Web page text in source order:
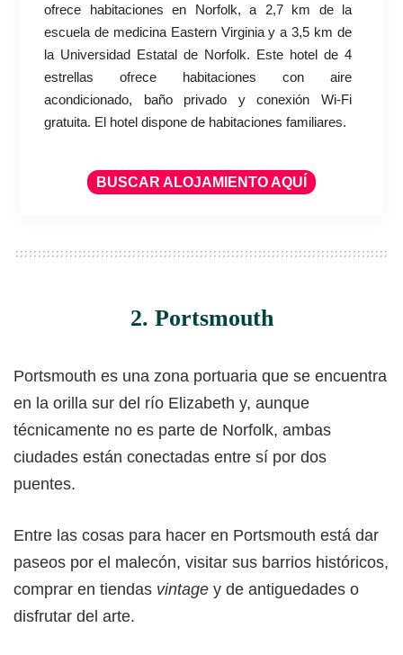
ofrece habitaciones en Norfolk, a 2,7 km de la
escuela de medicina Eastern Virginia y a 3,5 km de
la Universidad Estatal de Norfolk. Este hotel de 4
estrellas ofrece habitaciones con aire
acondicionado, baño privado y conexión Wi-Fi
gratuita. El hotel dispone de habitaciones familiares.
BUSCAR ALOJAMIENTO AQUÍ
2. Portsmouth
Portsmouth es una zona portuaria que se encuentra
en la orilla sur del río Elizabeth y, aunque
técnicamente no es parte de Norfolk, ambas
ciudades están conectadas entre sí por dos
puentes.
Entre las cosas para hacer en Portsmouth está dar
paseos por el malecón, visitar sus barrios históricos,
comprar en tiendas vintage y de antiguedades o
disfrutar del arte.